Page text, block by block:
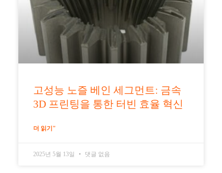
고성능 노즐 베인 세그먼트: 금속
3D 프린팅을 통한 터빈 효율 혁신
더 읽기"
2025년 5월 13일 댓글 없음